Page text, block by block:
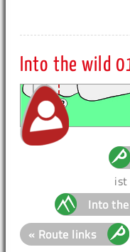
Into the wild
ist
Into
« Route links